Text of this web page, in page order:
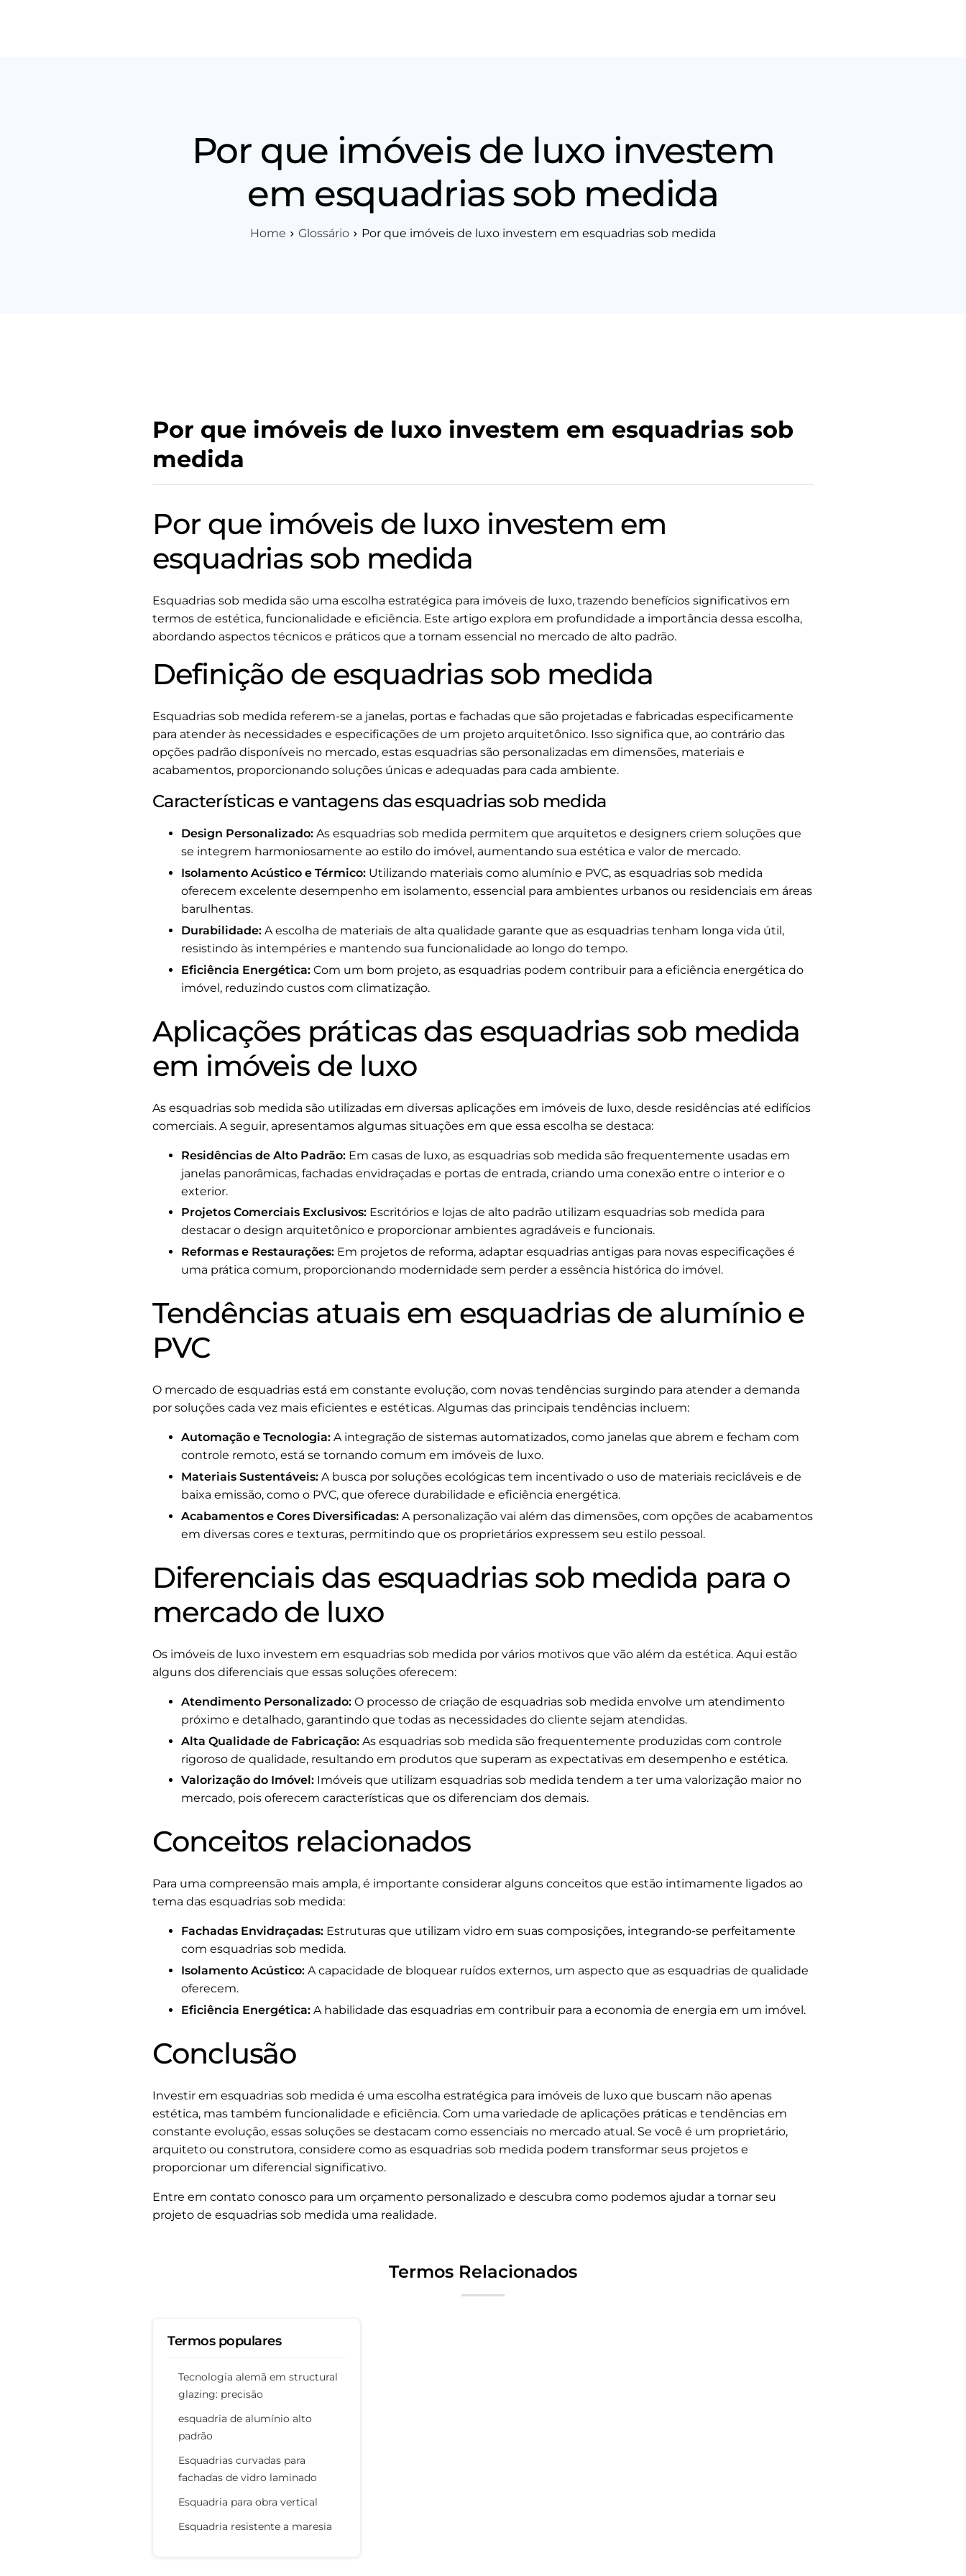
Por que imóveis de luxo investem
em esquadrias sob medida
Home Glossário Por que imóveis de luxo investem em esquadrias sob medida
Por que imóveis de luxo investem em esquadrias sob
medida
Por que imóveis de luxo investem em
esquadrias sob medida
Esquadrias sob medida são uma escolha estratégica para imóveis de luxo, trazendo benefícios significativos em
termos de estética, funcionalidade e eficiência. Este artigo explora em profundidade a importância dessa escolha,
abordando aspectos técnicos e práticos que a tornam essencial no mercado de alto padrão.
Definição de esquadrias sob medida
Esquadrias sob medida referem-se a janelas, portas e fachadas que são projetadas e fabricadas especificamente
para atender às necessidades e especificações de um projeto arquitetônico. Isso significa que, ao contrário das
opções padrão disponíveis no mercado, estas esquadrias são personalizadas em dimensões, materiais e
acabamentos, proporcionando soluções únicas e adequadas para cada ambiente.
Características e vantagens das esquadrias sob medida
Design Personalizado: As esquadrias sob medida permitem que arquitetos e designers criem soluções que
se integrem harmoniosamente ao estilo do imóvel, aumentando sua estética e valor de mercado.
Isolamento Acústico e Térmico: Utilizando materiais como alumínio e PVC, as esquadrias sob medida
oferecem excelente desempenho em isolamento, essencial para ambientes urbanos ou residenciais em áreas
barulhentas.
Durabilidade: A escolha de materiais de alta qualidade garante que as esquadrias tenham longa vida útil,
resistindo às intempéries e mantendo sua funcionalidade ao longo do tempo.
Eficiência Energética: Com um bom projeto, as esquadrias podem contribuir para a eficiência energética do
imóvel, reduzindo custos com climatização.
Aplicações práticas das esquadrias sob medida
em imóveis de luxo
As esquadrias sob medida são utilizadas em diversas aplicações em imóveis de luxo, desde residências até edifícios
comerciais. A seguir, apresentamos algumas situações em que essa escolha se destaca:
Residências de Alto Padrão: Em casas de luxo, as esquadrias sob medida são frequentemente usadas em
janelas panorâmicas, fachadas envidraçadas e portas de entrada, criando uma conexão entre o interior e o
exterior.
Projetos Comerciais Exclusivos: Escritórios e lojas de alto padrão utilizam esquadrias sob medida para
destacar o design arquitetônico e proporcionar ambientes agradáveis e funcionais.
Reformas e Restaurações: Em projetos de reforma, adaptar esquadrias antigas para novas especificações é
uma prática comum, proporcionando modernidade sem perder a essência histórica do imóvel.
Tendências atuais em esquadrias de alumínio e
PVC
O mercado de esquadrias está em constante evolução, com novas tendências surgindo para atender a demanda
por soluções cada vez mais eficientes e estéticas. Algumas das principais tendências incluem:
Automação e Tecnologia: A integração de sistemas automatizados, como janelas que abrem e fecham com
controle remoto, está se tornando comum em imóveis de luxo.
Materiais Sustentáveis: A busca por soluções ecológicas tem incentivado o uso de materiais recicláveis e de
baixa emissão, como o PVC, que oferece durabilidade e eficiência energética.
Acabamentos e Cores Diversificadas: A personalização vai além das dimensões, com opções de acabamentos
em diversas cores e texturas, permitindo que os proprietários expressem seu estilo pessoal.
Diferenciais das esquadrias sob medida para o
mercado de luxo
Os imóveis de luxo investem em esquadrias sob medida por vários motivos que vão além da estética. Aqui estão
alguns dos diferenciais que essas soluções oferecem:
Atendimento Personalizado: O processo de criação de esquadrias sob medida envolve um atendimento
próximo e detalhado, garantindo que todas as necessidades do cliente sejam atendidas.
Alta Qualidade de Fabricação: As esquadrias sob medida são frequentemente produzidas com controle
rigoroso de qualidade, resultando em produtos que superam as expectativas em desempenho e estética.
Valorização do Imóvel: Imóveis que utilizam esquadrias sob medida tendem a ter uma valorização maior no
mercado, pois oferecem características que os diferenciam dos demais.
Conceitos relacionados
Para uma compreensão mais ampla, é importante considerar alguns conceitos que estão intimamente ligados ao
tema das esquadrias sob medida:
Fachadas Envidraçadas: Estruturas que utilizam vidro em suas composições, integrando-se perfeitamente
com esquadrias sob medida.
Isolamento Acústico: A capacidade de bloquear ruídos externos, um aspecto que as esquadrias de qualidade
oferecem.
Eficiência Energética: A habilidade das esquadrias em contribuir para a economia de energia em um imóvel.
Conclusão
Investir em esquadrias sob medida é uma escolha estratégica para imóveis de luxo que buscam não apenas
estética, mas também funcionalidade e eficiência. Com uma variedade de aplicações práticas e tendências em
constante evolução, essas soluções se destacam como essenciais no mercado atual. Se você é um proprietário,
arquiteto ou construtora, considere como as esquadrias sob medida podem transformar seus projetos e
proporcionar um diferencial significativo.
Entre em contato conosco para um orçamento personalizado e descubra como podemos ajudar a tornar seu
projeto de esquadrias sob medida uma realidade.
Termos Relacionados
Termos populares
Tecnologia alemã em structural
glazing: precisão
esquadria de alumínio alto
padrão
Esquadrias curvadas para
fachadas de vidro laminado
Esquadria para obra vertical
Esquadria resistente a maresia